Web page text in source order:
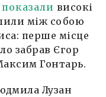
показали високі
між собою
перше місце
забрав Єгор
Гонтарь.
Лузан